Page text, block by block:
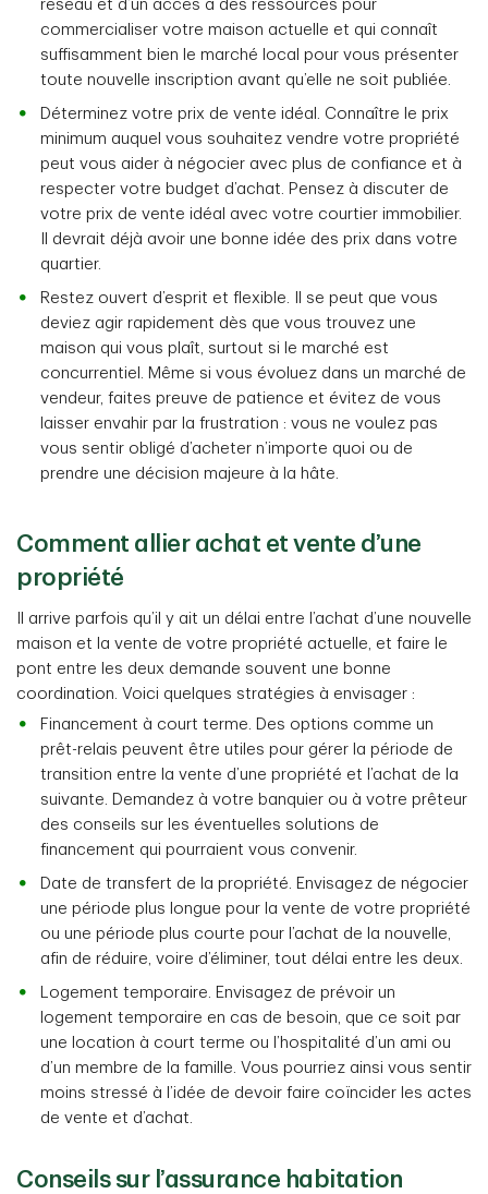
réseau et d’un accès à des ressources pour
commercialiser votre maison actuelle et qui connaît
suffisamment bien le marché local pour vous présenter
toute nouvelle inscription avant qu’elle ne soit publiée.
Déterminez votre prix de vente idéal. Connaître le prix
minimum auquel vous souhaitez vendre votre propriété
peut vous aider à négocier avec plus de confiance et à
respecter votre budget d’achat. Pensez à discuter de
votre prix de vente idéal avec votre courtier immobilier.
Il devrait déjà avoir une bonne idée des prix dans votre
quartier.
Restez ouvert d’esprit et flexible. Il se peut que vous
deviez agir rapidement dès que vous trouvez une
maison qui vous plaît, surtout si le marché est
concurrentiel. Même si vous évoluez dans un marché de
vendeur, faites preuve de patience et évitez de vous
laisser envahir par la frustration : vous ne voulez pas
vous sentir obligé d’acheter n’importe quoi ou de
prendre une décision majeure à la hâte.
Comment allier achat et vente d’une
propriété
Il arrive parfois qu’il y ait un délai entre l’achat d’une nouvelle
maison et la vente de votre propriété actuelle, et faire le
pont entre les deux demande souvent une bonne
coordination. Voici quelques stratégies à envisager :
Financement à court terme. Des options comme un
prêt-relais peuvent être utiles pour gérer la période de
transition entre la vente d’une propriété et l’achat de la
suivante. Demandez à votre banquier ou à votre prêteur
des conseils sur les éventuelles solutions de
financement qui pourraient vous convenir.
Date de transfert de la propriété. Envisagez de négocier
une période plus longue pour la vente de votre propriété
ou une période plus courte pour l’achat de la nouvelle,
afin de réduire, voire d’éliminer, tout délai entre les deux.
Logement temporaire. Envisagez de prévoir un
logement temporaire en cas de besoin, que ce soit par
une location à court terme ou l’hospitalité d’un ami ou
d’un membre de la famille. Vous pourriez ainsi vous sentir
moins stressé à l’idée de devoir faire coïncider les actes
de vente et d’achat.
Conseils sur l’assurance habitation